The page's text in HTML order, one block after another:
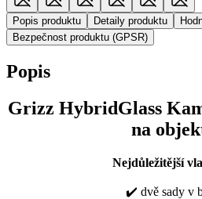
Popis produktu Detaily produktu
Bezpečnost produktu (GPSR)
Popis
Grizz HybridGlass
na
Nejdůležitější
✔️ dvě sady v